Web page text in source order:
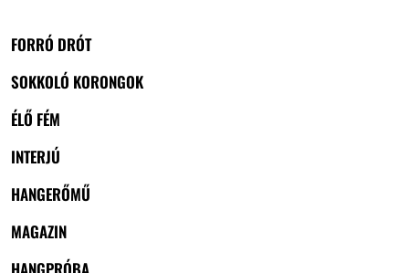
FORRÓ DRÓT
SOKKOLÓ KORONGOK
ÉLŐ FÉM
INTERJÚ
HANGERŐMŰ
MAGAZIN